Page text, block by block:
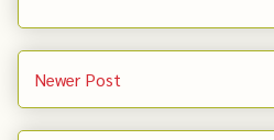
Newer Post